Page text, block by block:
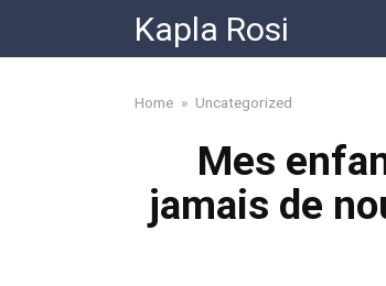
content
Kapla Rosi
Home » Uncategorized
Mes
jamais de